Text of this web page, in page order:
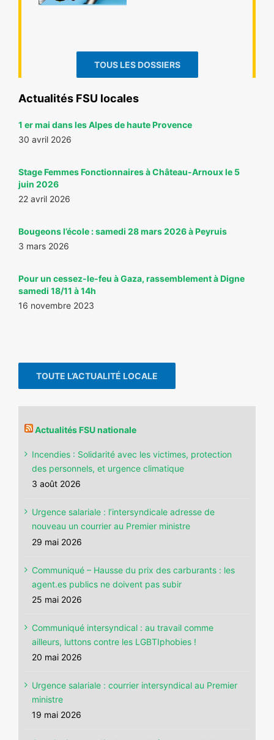
TOUS LES DOSSIERS
Actualités FSU locales
1 er mai dans les Alpes de haute Provence
30 avril 2026
Stage Femmes Fonctionnaires à Château-Arnoux le 5
juin 2026
22 avril 2026
Bougeons l’école : samedi 28 mars 2026 à Peyruis
3 mars 2026
Pour un cessez-le-feu à Gaza, rassemblement à Digne
samedi 18/11 à 14h
16 novembre 2023
TOUTE L’ACTUALITÉ LOCALE
Actualités FSU nationale
Incendies : Solidarité avec les victimes, protection
des personnels, et urgence climatique
3 août 2026
Urgence salariale : l’intersyndicale adresse de
nouveau un courrier au Premier ministre
29 mai 2026
Communiqué – Hausse du prix des carburants : les
agent.es publics ne doivent pas subir
25 mai 2026
Communiqué intersyndical : au travail comme
ailleurs, luttons contre les LGBTIphobies !
20 mai 2026
Urgence salariale : courrier intersyndical au Premier
ministre
19 mai 2026